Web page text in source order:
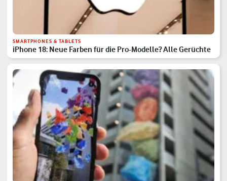
SMARTPHONES & TABLETS
iPhone 18: Neue Farben für die Pro-Modelle? Alle Gerüchte